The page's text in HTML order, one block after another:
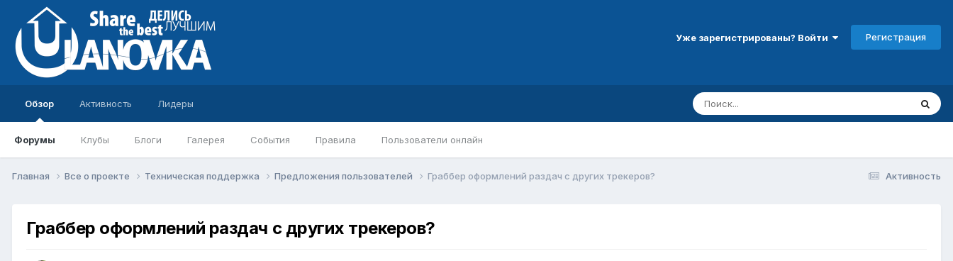
Уже зарегистрированы? Войти Регистрация
Обзор
Форумы Клубы Блоги Галерея События Правила Пользователи онлайн
Активность Лидеры
Активность
Главная Все о проекте Техническая поддержка Предложения пользователей Граббер оформлений раздач с других трекеров?
Граббер оформлений раздач с других трекеров?